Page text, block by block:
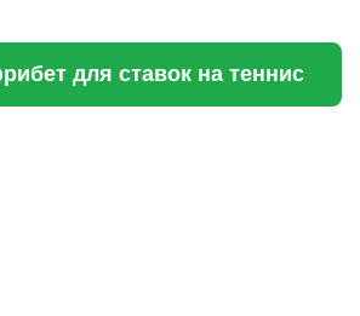
для ставок на теннис